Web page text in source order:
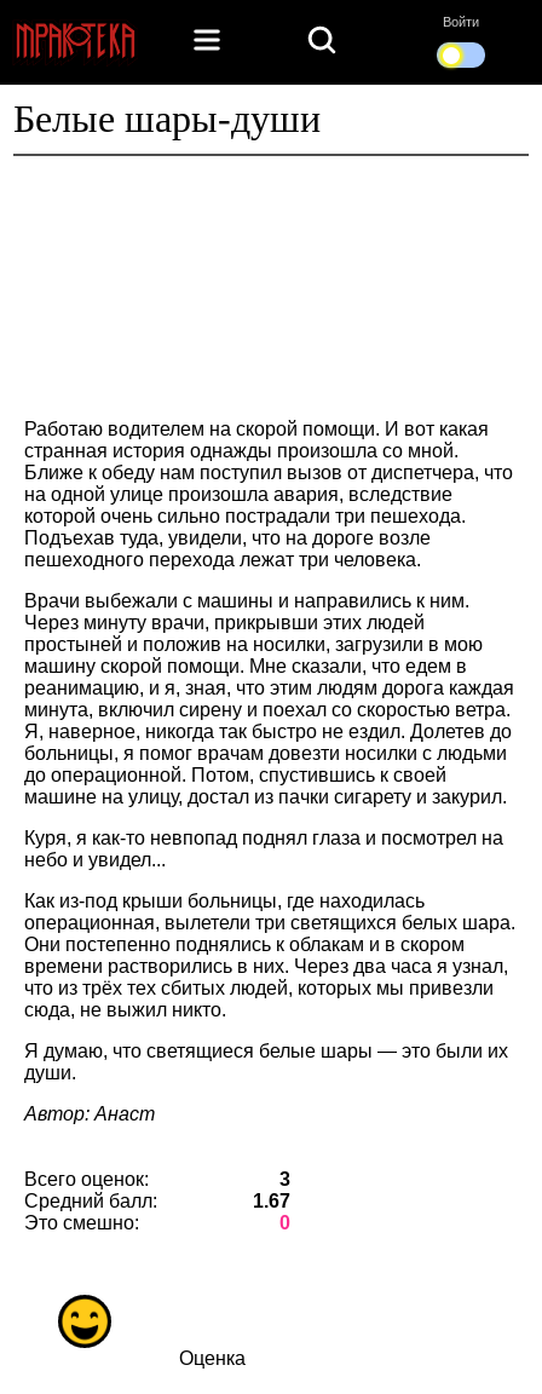
Войти
Белые шары-души
Работаю водителем на скорой помощи. И вот какая
странная история однажды произошла со мной.
Ближе к обеду нам поступил вызов от диспетчера, что
на одной улице произошла авария, вследствие
которой очень сильно пострадали три пешехода.
Подъехав туда, увидели, что на дороге возле
пешеходного перехода лежат три человека.
Врачи выбежали с машины и направились к ним.
Через минуту врачи, прикрывши этих людей
простыней и положив на носилки, загрузили в мою
машину скорой помощи. Мне сказали, что едем в
реанимацию, и я, зная, что этим людям дорога каждая
минута, включил сирену и поехал со скоростью ветра.
Я, наверное, никогда так быстро не ездил. Долетев до
больницы, я помог врачам довезти носилки с людьми
до операционной. Потом, спустившись к своей
машине на улицу, достал из пачки сигарету и закурил.
Куря, я как-то невпопад поднял глаза и посмотрел на
небо и увидел...
Как из-под крыши больницы, где находилась
операционная, вылетели три светящихся белых шара.
Они постепенно поднялись к облакам и в скором
времени растворились в них. Через два часа я узнал,
что из трёх тех сбитых людей, которых мы привезли
сюда, не выжил никто.
Я думаю, что светящиеся белые шары — это были их
души.
Автор: Анаст
Всего оценок:
3
Средний балл:
1.67
Это смешно:
0
Оценка